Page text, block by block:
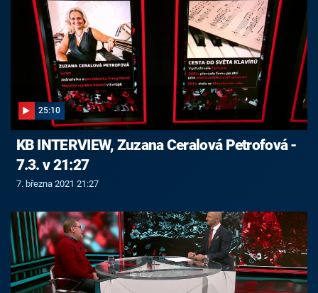
25:10
KB INTERVIEW, Zuzana Ceralová Petrofová -
7.3. v 21:27
7. března 2021 21:27